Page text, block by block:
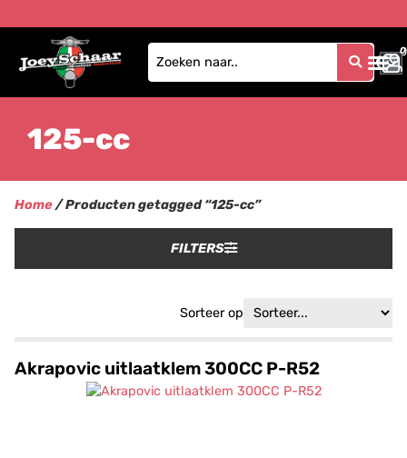
0
0
125-cc
Home/ Producten getagged “125-cc”
FILTERS
Sorteer op
Akrapovic uitlaatklem 300CC P-R52